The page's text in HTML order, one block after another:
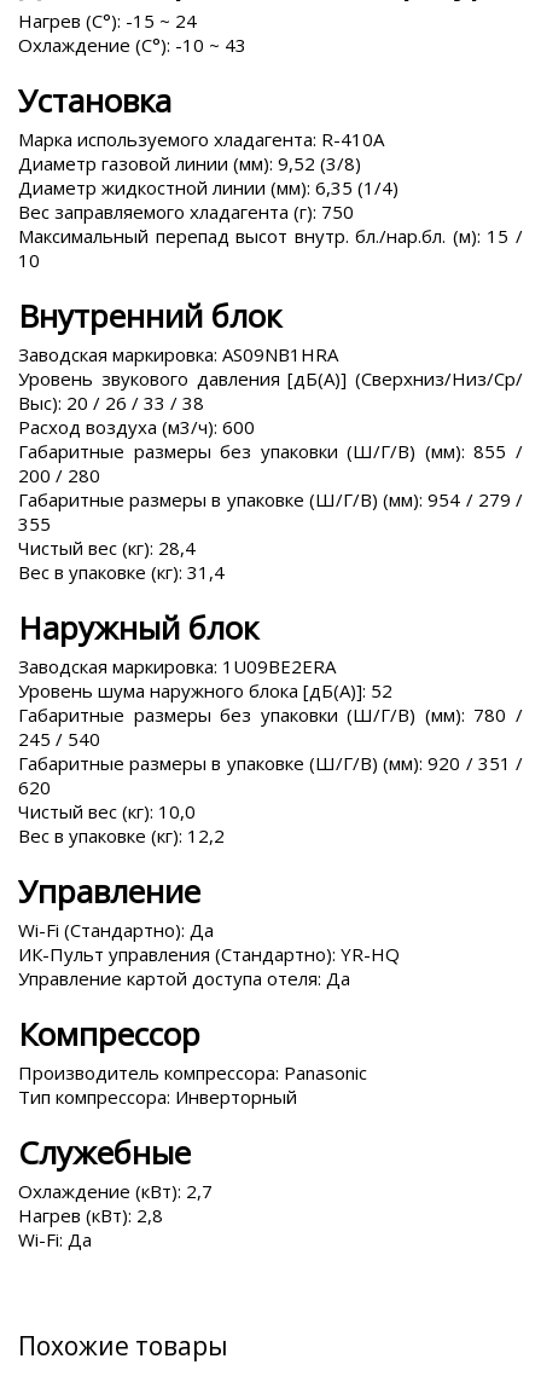
Нагрев (С°): -15 ~ 24
Охлаждение (С°): -10 ~ 43
Установка
Марка используемого хладагента: R-410A
Диаметр газовой линии (мм): 9,52 (3/8)
Диаметр жидкостной линии (мм): 6,35 (1/4)
Вес заправляемого хладагента (г): 750
Максимальный перепад высот внутр. бл./нар.бл. (м): 15 /
10
Внутренний блок
Заводская маркировка: AS09NB1HRA
Уровень звукового давления [дБ(А)] (Сверхниз/Низ/Ср/
Выс): 20 / 26 / 33 / 38
Расход воздуха (м3/ч): 600
Габаритные размеры без упаковки (Ш/Г/В) (мм): 855 /
200 / 280
Габаритные размеры в упаковке (Ш/Г/В) (мм): 954 / 279 /
355
Чистый вес (кг): 28,4
Вес в упаковке (кг): 31,4
Наружный блок
Заводская маркировка: 1U09BE2ERA
Уровень шума наружного блока [дБ(А)]: 52
Габаритные размеры без упаковки (Ш/Г/В) (мм): 780 /
245 / 540
Габаритные размеры в упаковке (Ш/Г/В) (мм): 920 / 351 /
620
Чистый вес (кг): 10,0
Вес в упаковке (кг): 12,2
Управление
Wi-Fi (Стандартно): Да
ИК-Пульт управления (Стандартно): YR-HQ
Управление картой доступа отеля: Да
Компрессор
Производитель компрессора: Panasonic
Тип компрессора: Инверторный
Служебные
Охлаждение (кВт): 2,7
Нагрев (кВт): 2,8
Wi-Fi: Да
Похожие товары